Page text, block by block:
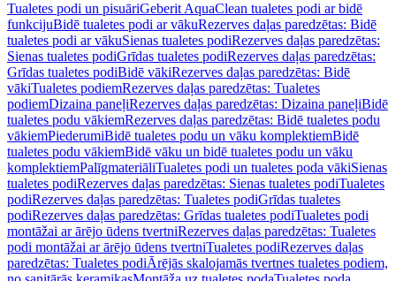
Tualetes podi un pisuāriGeberit AquaClean tualetes podi ar bidē
funkcijuBidē tualetes podi ar vākuRezerves daļas paredzētas: Bidē
tualetes podi ar vākuSienas tualetes podiRezerves daļas paredzētas:
Sienas tualetes podiGrīdas tualetes podiRezerves daļas paredzētas:
Grīdas tualetes podiBidē vākiRezerves daļas paredzētas: Bidē
vākiTualetes podiemRezerves daļas paredzētas: Tualetes
podiemDizaina paneļiRezerves daļas paredzētas: Dizaina paneļiBidē
tualetes podu vākiemRezerves daļas paredzētas: Bidē tualetes podu
vākiemPiederumiBidē tualetes podu un vāku komplektiemBidē
tualetes podu vākiemBidē vāku un bidē tualetes podu un vāku
komplektiemPalīgmateriāliTualetes podi un tualetes poda vākiSienas
tualetes podiRezerves daļas paredzētas: Sienas tualetes podiTualetes
podiRezerves daļas paredzētas: Tualetes podiGrīdas tualetes
podiRezerves daļas paredzētas: Grīdas tualetes podiTualetes podi
montāžai ar ārējo ūdens tvertniRezerves daļas paredzētas: Tualetes
podi montāžai ar ārējo ūdens tvertniTualetes podiRezerves daļas
paredzētas: Tualetes podiĀrējās skalojamās tvertnes tualetes podiem,